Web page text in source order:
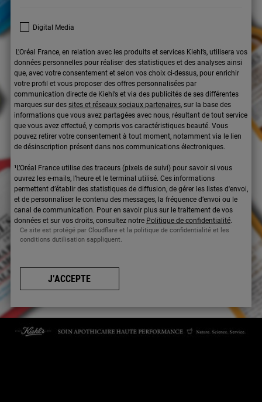
Digital Media
L'Oréal France, en relation avec les produits et services Kiehl’s, utilisera vos
données personnelles pour réaliser des statistiques et des analyses ainsi
que, avec votre consentement et selon vos choix ci-dessus, pour enrichir
votre profil et vous proposer des offres personnalisées par
communication directe de Kiehl’s et via des publicités de ses différentes
marques sur des sites et réseaux sociaux partenaires, sur la base des
informations que vous avez partagées avec nous, résultant de tout service
que vous avez effectué, y compris vos caractéristiques beauté. Vous
pouvez retirer votre consentement à tout moment, notamment via le lien
de désinscription présent dans nos communications électroniques.
¹L’Oréal France utilise des traceurs (pixels de suivi) pour savoir si vous
ouvrez les e-mails, l’heure et le terminal utilisé. Ces informations
permettent d’établir des statistiques de diffusion, de gérer les listes d'envoi,
et de personnaliser le contenu des messages, la fréquence d’envoi ou le
canal de communication. Pour en savoir plus sur le traitement de vos
données et sur vos droits, consultez notre Politique de confidentialité.
Ce site est protégé par Cloudflare et la politique de confidentialité et les
conditions dutilisation sappliquent.
J’ACCEPTE